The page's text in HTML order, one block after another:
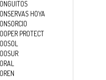
HOYA
PROTECT